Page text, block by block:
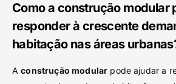
Como a construção modular
responder à crescente
habitação nas áreas
Aconstrução modular pode ajudar a